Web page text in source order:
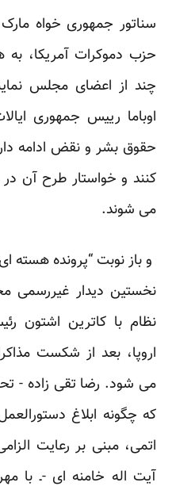
سناتور جمهوری خواه
چند از اعضای مجلس
اوباما رییس جمهوری
حقوق بشر و نقض ادامه دار
کنند و خواستار طرح آن
می شوند.
و باز نوبت “پرونده
نخستین دیدار غیررسمی
نظام با کاترین اشتون
اروپا، بعد از شکست
می شود. رضا تقی زاده -
که چگونه ابلاغ
اتمی، مبنی بر رعایت
آیت اله خامنه ای -ـ با